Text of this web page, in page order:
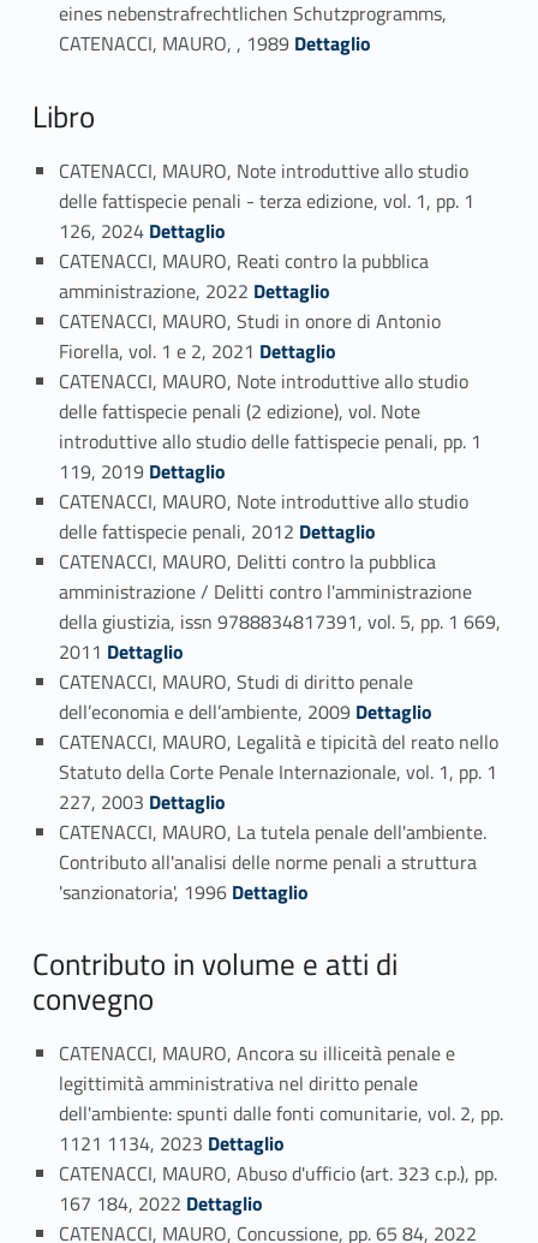
eines nebenstrafrechtlichen Schutzprogramms,
CATENACCI, MAURO, , 1989 Link identifier #identifier_person_87147-12
Dettaglio
Libro
CATENACCI, MAURO, Note introduttive allo studio
delle fattispecie penali - terza edizione, vol. 1, pp. 1
126, 2024Link identifier #identifier_person_4566-13
Dettaglio
CATENACCI, MAURO, Reati contro la pubblica
amministrazione, 2022 Link identifier #identifier_person_167128-14
Dettaglio
CATENACCI, MAURO, Studi in onore di Antonio
Fiorella, vol. 1 e 2, 2021 Link identifier #identifier_person_133528-15
Dettaglio
CATENACCI, MAURO, Note introduttive allo studio
delle fattispecie penali (2 edizione), vol. Note
introduttive allo studio delle fattispecie penali, pp. 1
119, 2019 Link identifier #identifier_person_6544-16
Dettaglio
CATENACCI, MAURO, Note introduttive allo studio
delle fattispecie penali, 2012 Link identifier #identifier_person_113715-17
Dettaglio
CATENACCI, MAURO, Delitti contro la pubblica
amministrazione / Delitti contro l'amministrazione
della giustizia, issn 9788834817391, vol. 5, pp. 1 669,
2011 Link identifier #identifier_person_122135-18
Dettaglio
CATENACCI, MAURO, Studi di diritto penale
dell’economia e dell’ambiente, 2009 Link identifier #identifier_person_168908-19
Dettaglio
CATENACCI, MAURO, Legalità e tipicità del reato nello
Statuto della Corte Penale Internazionale, vol. 1, pp. 1
227, 2003 Link identifier #identifier_person_18035-20
Dettaglio
CATENACCI, MAURO, La tutela penale dell'ambiente.
Contributo all'analisi delle norme penali a struttura
'sanzionatoria', 1996 Link identifier #identifier_person_125195-21
Dettaglio
Contributo in volume e atti di
convegno
CATENACCI, MAURO, Ancora su illiceità penale e
legittimità amministrativa nel diritto penale
dell'ambiente: spunti dalle fonti comunitarie, vol. 2, pp.
1121 1134, 2023 Link identifier #identifier_person_186775-22
Dettaglio
CATENACCI, MAURO, Abuso d'ufficio (art. 323 c.p.), pp.
167 184, 2022 Link identifier #identifier_person_170239-23
Dettaglio
CATENACCI, MAURO, Concussione, pp. 65 84, 2022